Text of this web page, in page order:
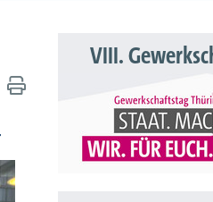
VIII.